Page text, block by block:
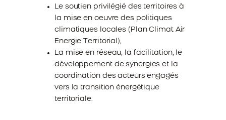
Le soutien privilégié des territoires à
la mise en oeuvre des politiques
climatiques locales (Plan Climat Air
Energie Territorial),
La mise en réseau, la facilitation, le
développement de synergies et la
coordination des acteurs engagés
vers la transition énergétique
territoriale.